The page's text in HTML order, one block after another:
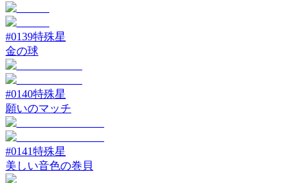
#0139特殊星
金の球
#0140特殊星
願いのマッチ
#0141特殊星
美しい音色の巻貝